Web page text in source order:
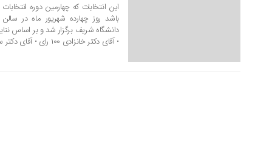
این انتخابات که چهارمین دوره
باشد روز چهارده شهریور ماه در
• آقای دکتر خانزادی ۱۰۰ رای • آقای دکتر سپهری ۹۸ […]